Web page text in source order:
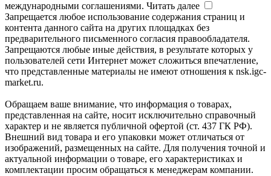
международными соглашениями. Читать далее
Запрещается любое использование содержания страниц и
контента данного сайта на других площадках без
предварительного письменного согласия правообладателя.
Запрещаются любые иные действия, в результате которых у
пользователей сети Интернет может сложиться впечатление,
что представленные материалы не имеют отношения к nsk.igc-
market.ru.
Обращаем ваше внимание, что информация о товарах,
представленная на сайте, носит исключительно справочный
характер и не является публичной офертой (ст. 437 ГК РФ).
Внешний вид товара и его упаковки может отличаться от
изображений, размещенных на сайте. Для получения точной и
актуальной информации о товаре, его характеристиках и
комплектации просим обращаться к менеджерам компании.